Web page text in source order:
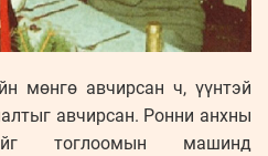
мөнгө авчирсан ч, үүнтэй
авчирсан. Ронни анхны
тоглоомын машинд